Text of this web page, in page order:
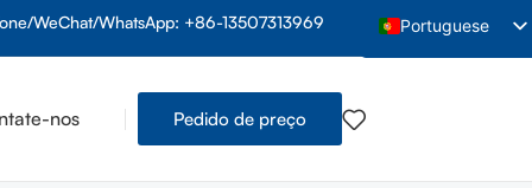
WeChat/WhatsApp: +86-13507313969
Portuguese
English
nos Pedido de preço